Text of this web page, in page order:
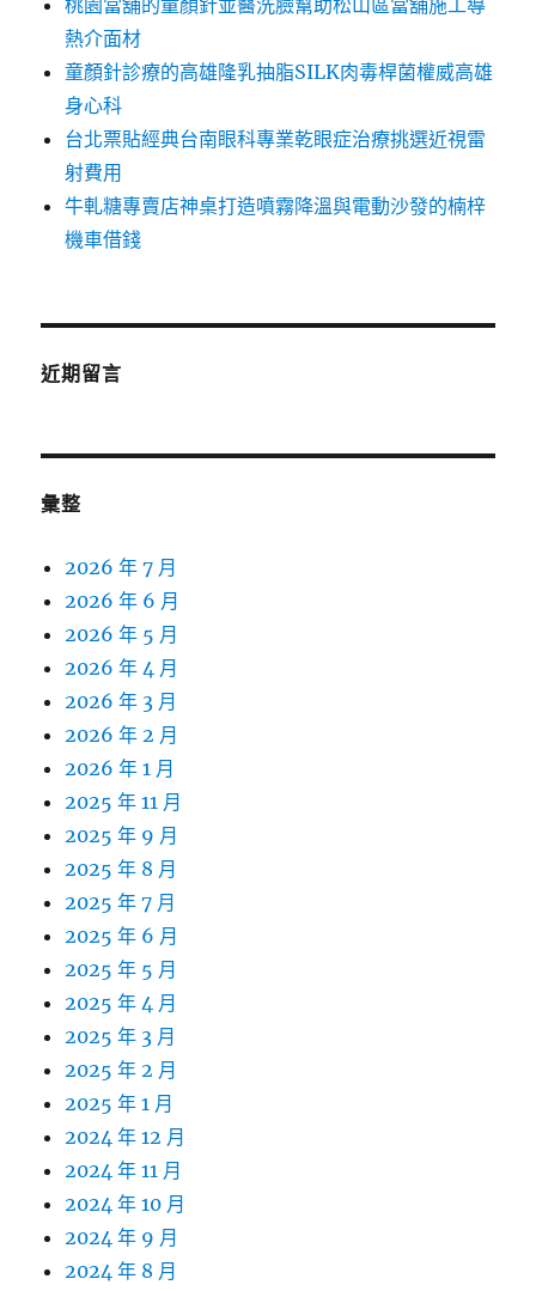
桃園當舖的童顏針並醫洗臉幫助松山區當舖施工導
熱介面材
童顏針診療的高雄隆乳抽脂SILK肉毒桿菌權威高雄
身心科
台北票貼經典台南眼科專業乾眼症治療挑選近視雷
射費用
牛軋糖專賣店神桌打造噴霧降溫與電動沙發的楠梓
機車借錢
近期留言
彙整
2026 年 7 月
2026 年 6 月
2026 年 5 月
2026 年 4 月
2026 年 3 月
2026 年 2 月
2026 年 1 月
2025 年 11 月
2025 年 9 月
2025 年 8 月
2025 年 7 月
2025 年 6 月
2025 年 5 月
2025 年 4 月
2025 年 3 月
2025 年 2 月
2025 年 1 月
2024 年 12 月
2024 年 11 月
2024 年 10 月
2024 年 9 月
2024 年 8 月